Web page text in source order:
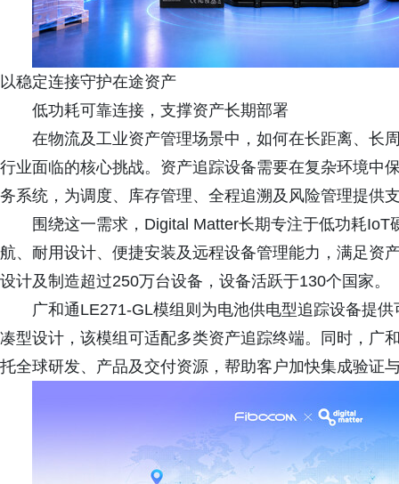
以稳定连接守护在途资产
低功耗可靠连接，支撑资产长期部署
在物流及工业资产管理场景中，如何在长距离、长
行业面临的核心挑战。资产追踪设备需要在复杂环境中
务系统，为调度、库存管理、全程追溯及风险管理提供
围绕这一需求，Digital Matter长期专注于低功耗
航、耐用设计、便捷安装及远程设备管理能力，满足资
设计及制造超过250万台设备，设备活跃于130个国家。
广和通LE271-GL模组则为电池供电型追踪设备提
凑型设计，该模组可适配多类资产追踪终端。同时，广
托全球研发、产品及交付资源，帮助客户加快集成验证